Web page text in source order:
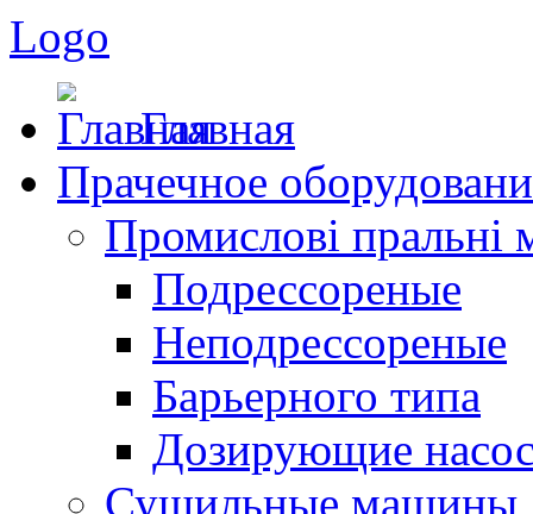
Logo
Главная
Прачечное
Промислові
Подрессореные
Неподрессореные
Барьерного типа
Дозирующие
Сушильные машины